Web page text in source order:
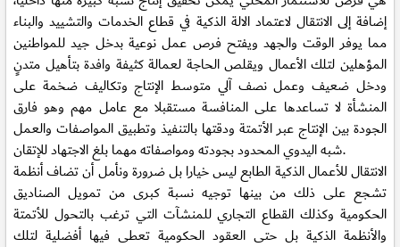
إضافة إلى الانتقال لاعتماد الالة الذكية في قطاع الخدمات والتشييد والبناء
مما يوفر الوقت والجهد ويفتح فرص عمل نوعية بدخل جيد للمواطنين
المؤهلين لتلك الأعمال ويقلص الحاجة لعمالة كثيفة وافدة بتأهيل متدنٍ
ودخل ضعيف وعمل نصف آلي متوسط الإنتاج وتكاليف ضخمة على
المنشأة لا تساعدها على المنافسة مستقبلا مع عامل مهم وهو فارق
الجودة بين الإنتاج عبر الأتمتة ودقتها بالتنفيذ وتطبيق المواصفات والعمل
شبه اليدوي المحدود بجودته ومواصفاته مهما بلغ الاجتهاد للإتقان.
الانتقال للأعمال الذكية الطابع ليس خيارا بل ضرورة ونأمل أن تضاف أنظمة
تشجع على ذلك من بينها توجيه نسبة كبرى من تمويل الصناديق
الحكومية وكذلك القطاع التجاري للمنشآت التي ترغب بالتحول للأتمتة
والأنظمة الذكية بل حتى العقود الحكومية تعطى فيها أفضلية لتلك